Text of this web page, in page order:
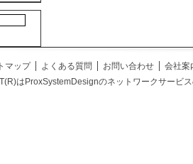
マップ よくある質問 お問い合わせ
会社案
はProxSystemDesignのネットワークサービ